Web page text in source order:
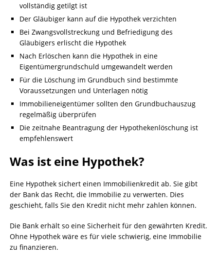
vollständig getilgt ist
Der Gläubiger kann auf die Hypothek verzichten
Bei Zwangsvollstreckung und Befriedigung des
Gläubigers erlischt die Hypothek
Nach Erlöschen kann die Hypothek in eine
Eigentümergrundschuld umgewandelt werden
Für die Löschung im Grundbuch sind bestimmte
Voraussetzungen und Unterlagen nötig
Immobilieneigentümer sollten den Grundbuchauszug
regelmäßig überprüfen
Die zeitnahe Beantragung der Hypothekenlöschung ist
empfehlenswert
Was ist eine Hypothek?
Eine Hypothek sichert einen Immobilienkredit ab. Sie gibt
der Bank das Recht, die Immobilie zu verwerten. Dies
geschieht, falls Sie den Kredit nicht mehr zahlen können.
Die Bank erhält so eine Sicherheit für den gewährten Kredit.
Ohne Hypothek wäre es für viele schwierig, eine Immobilie
zu finanzieren.